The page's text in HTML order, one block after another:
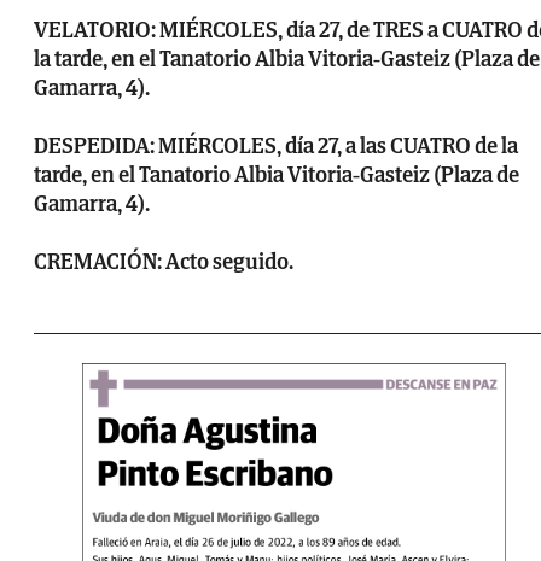
VELATORIO: MIÉRCOLES, día 27, de TRES a CUATRO
la tarde, en el Tanatorio Albia Vitoria-Gasteiz (Plaza de
Gamarra, 4).
DESPEDIDA: MIÉRCOLES, día 27, a las CUATRO de la
tarde, en el Tanatorio Albia Vitoria-Gasteiz (Plaza de
Gamarra, 4).
CREMACIÓN: Acto seguido.